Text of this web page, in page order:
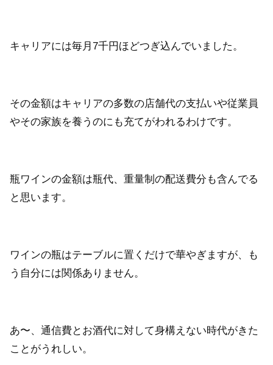
キャリアには毎月7千円ほどつぎ込んでいました。
その金額はキャリアの多数の店舗代の支払いや従業員
やその家族を養うのにも充てがわれるわけです。
瓶ワインの金額は瓶代、重量制の配送費分も含んでる
と思います。
ワインの瓶はテーブルに置くだけで華やぎますが、も
う自分には関係ありません。
あ〜、通信費とお酒代に対して身構えない時代がきた
ことがうれしい。